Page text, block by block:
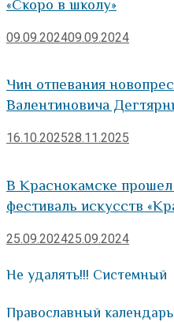
«Скоро в школу»
09.09.202409.09.2024
Чин отпевания
Валентиновича
16.10.202528.11.2025
В Краснокамске
фестиваль искусств
25.09.202425.09.2024
Не удалять!!! Системный
Православный календарь